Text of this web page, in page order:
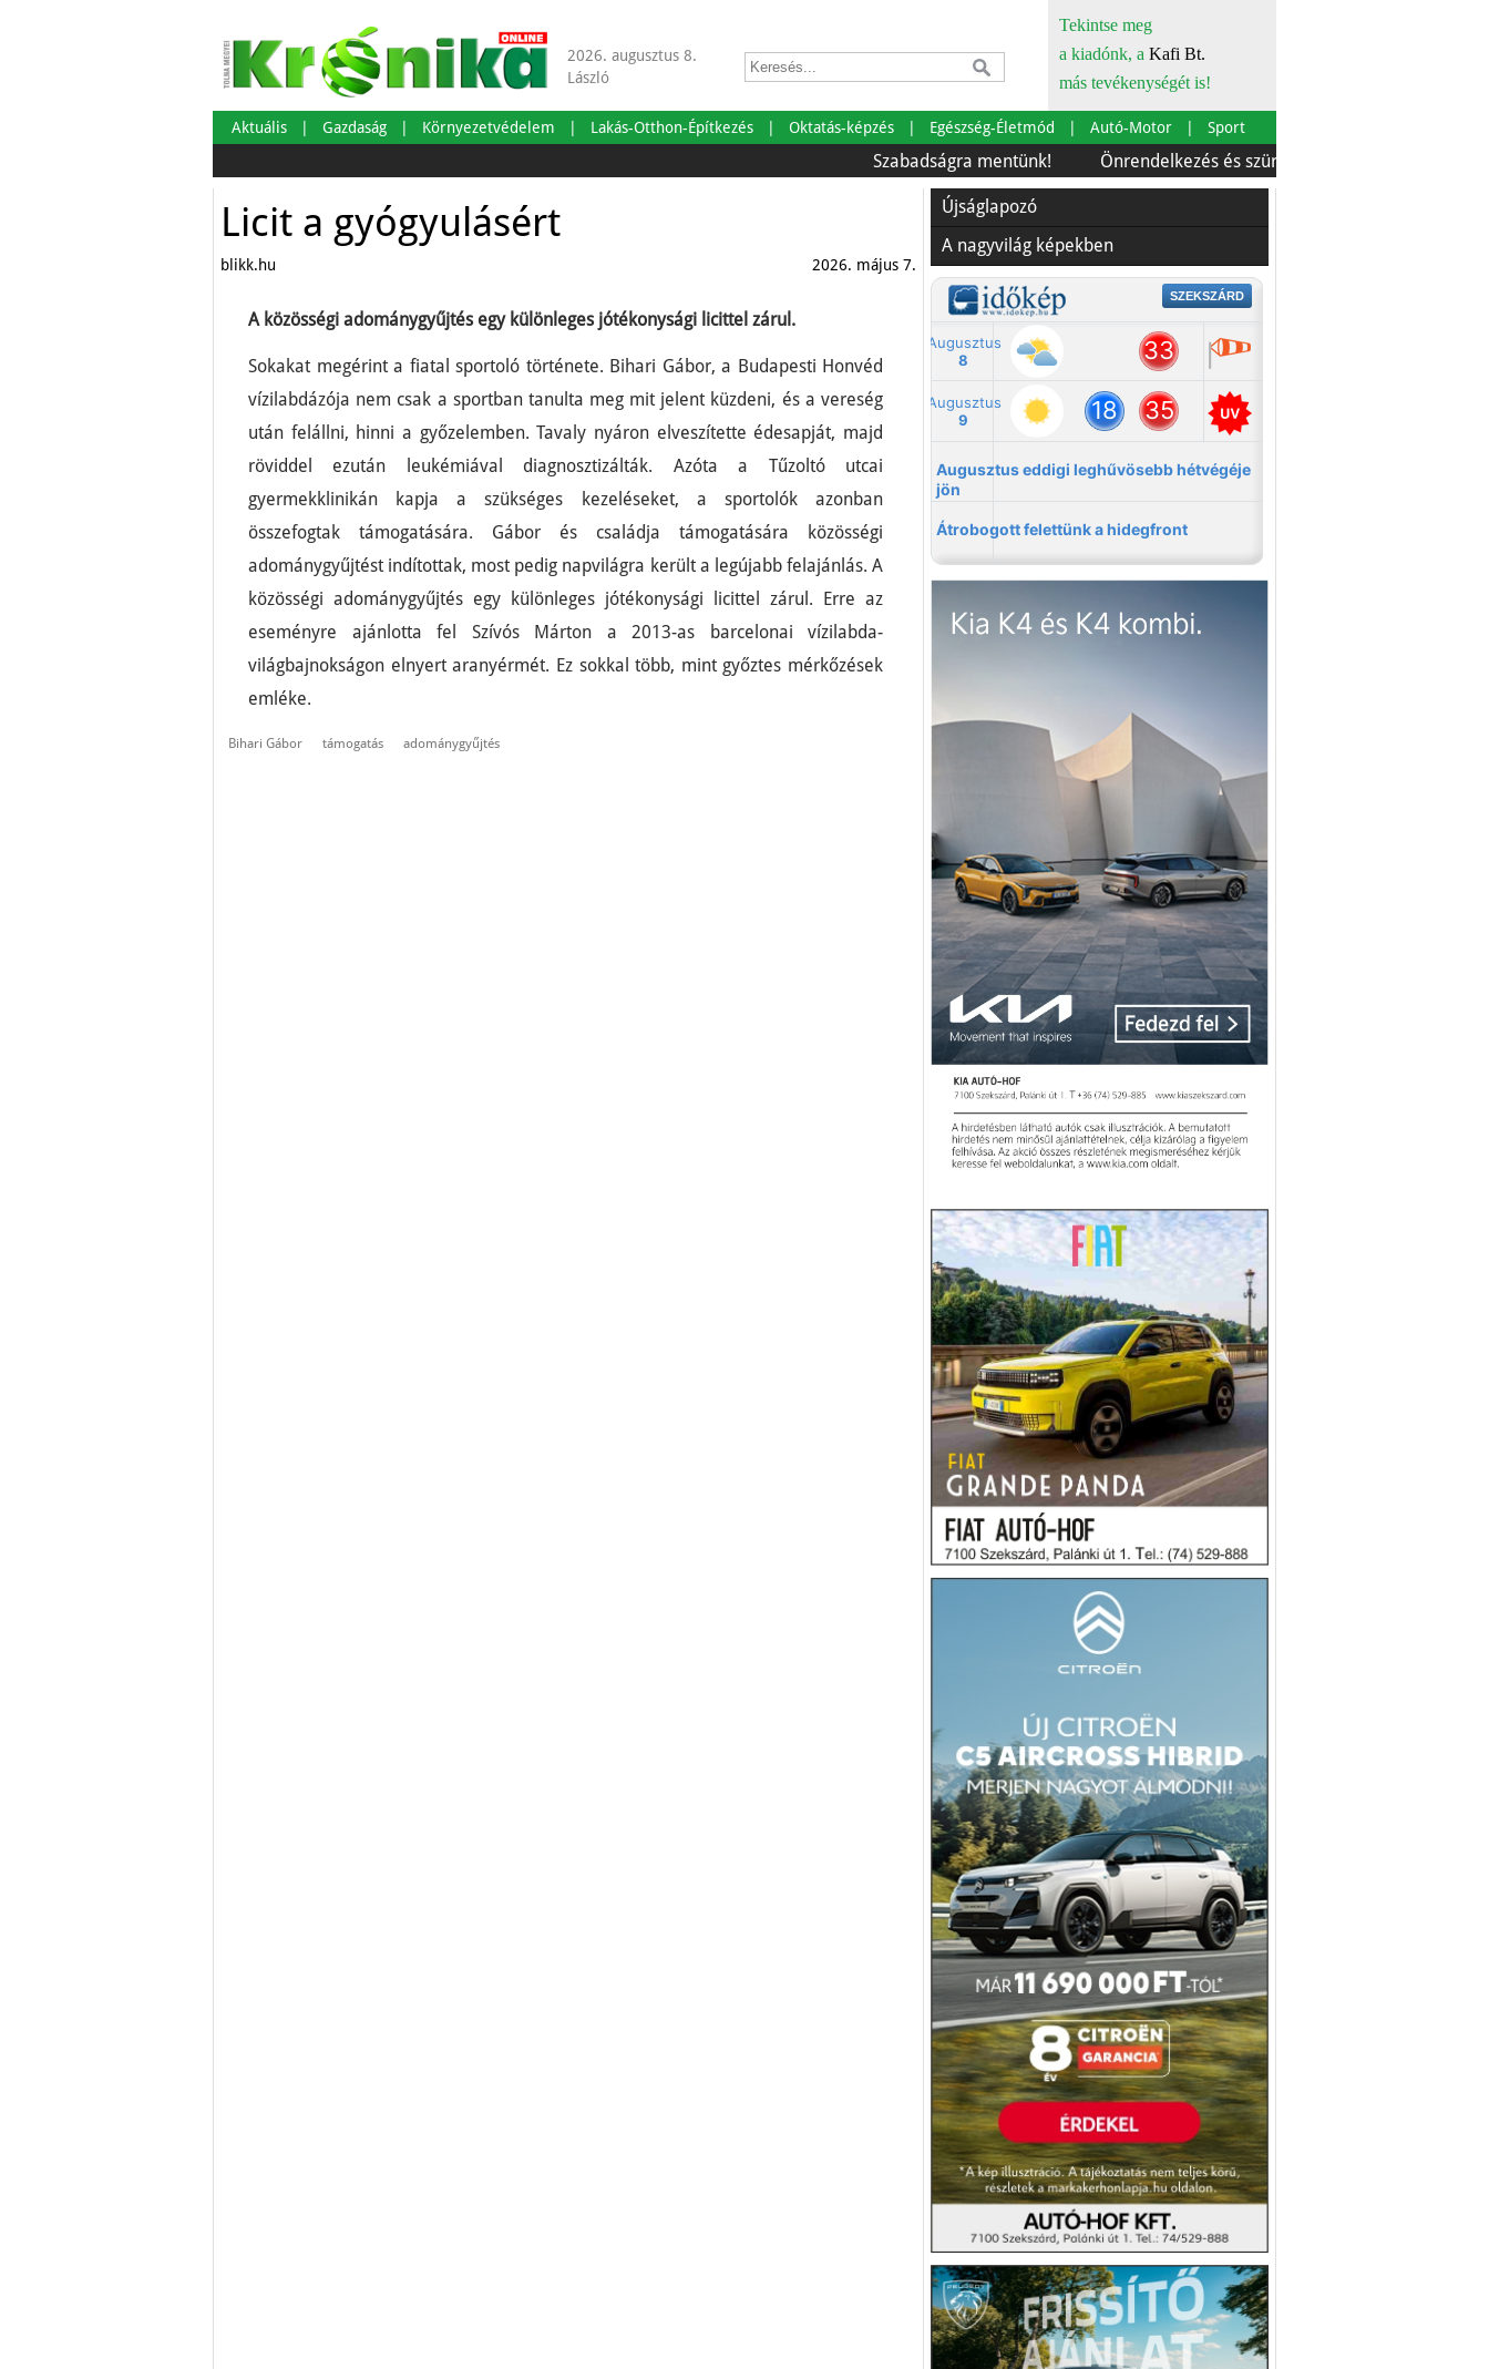
2026. augusztus 8.
László
Tekintse meg
a kiadónk, a Kafi Bt.
más tevékenységét is!
Aktuális Gazdaság Környezetvédelem Lakás-Otthon-Építkezés Oktatás-képzés Egészség-Életmód Autó-Motor Sport
Szabadságra mentünk! Önrendelkezés és szürkebarát
Licit a gyógyulásért
blikk.hu 2026. május 7.
A közösségi adománygyűjtés egy különleges jótékonysági licittel zárul.
Sokakat megérint a fiatal sportoló története. Bihari Gábor, a Budapesti Honvéd
vízilabdázója nem csak a sportban tanulta meg mit jelent küzdeni, és a vereség
után felállni, hinni a győzelemben. Tavaly nyáron elveszítette édesapját, majd
röviddel ezután leukémiával diagnosztizálták. Azóta a Tűzoltó utcai
gyermekklinikán kapja a szükséges kezeléseket, a sportolók azonban
összefogtak támogatására. Gábor és családja támogatására közösségi
adománygyűjtést indítottak, most pedig napvilágra került a legújabb felajánlás. A
közösségi adománygyűjtés egy különleges jótékonysági licittel zárul. Erre az
eseményre ajánlotta fel Szívós Márton a 2013-as barcelonai vízilabda-
világbajnokságon elnyert aranyérmét. Ez sokkal több, mint győztes mérkőzések
emléke.
Bihari Gábor támogatás adománygyűjtés
Újságlapozó
A nagyvilág képekben